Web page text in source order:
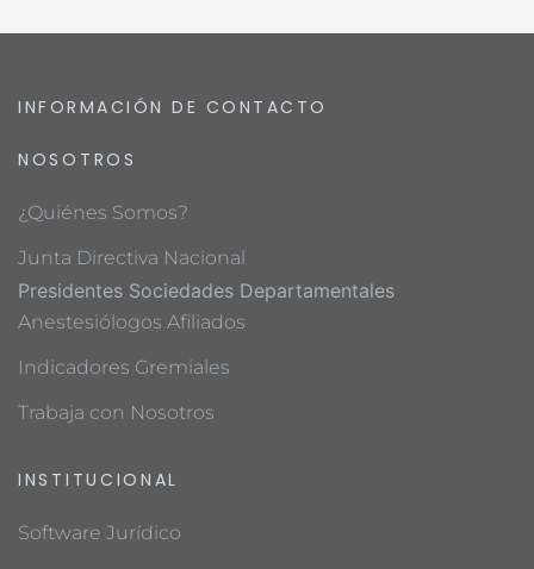
INFORMACIÓN DE CONTACTO
NOSOTROS
¿Quiénes Somos?
Junta Directiva Nacional
Presidentes Sociedades Departamentales
Anestesiólogos Afiliados
Indicadores Gremiales
Trabaja con Nosotros
INSTITUCIONAL
Software Jurídico